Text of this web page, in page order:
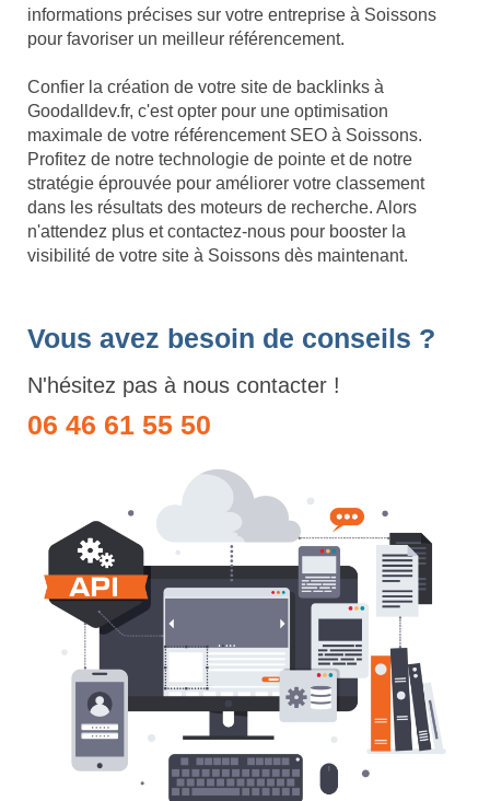
informations précises sur votre entreprise à Soissons
pour favoriser un meilleur référencement.
Confier la création de votre site de backlinks à
Goodalldev.fr, c'est opter pour une optimisation
maximale de votre référencement SEO à Soissons.
Profitez de notre technologie de pointe et de notre
stratégie éprouvée pour améliorer votre classement
dans les résultats des moteurs de recherche. Alors
n'attendez plus et contactez-nous pour booster la
visibilité de votre site à Soissons dès maintenant.
Vous avez besoin de conseils ?
N'hésitez pas à nous contacter !
06 46 61 55 50